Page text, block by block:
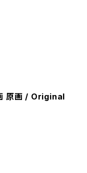
原画 / Original